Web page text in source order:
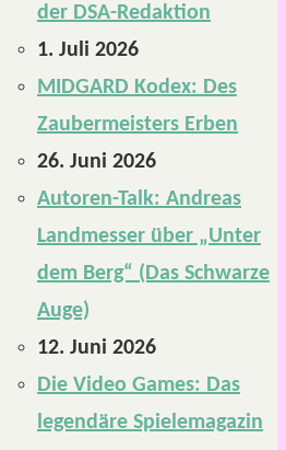
der DSA-Redaktion
1. Juli 2026
MIDGARD Kodex: Des
Zaubermeisters Erben
26. Juni 2026
Autoren-Talk: Andreas
Landmesser über „Unter
dem Berg“ (Das Schwarze
Auge)
12. Juni 2026
Die Video Games: Das
legendäre Spielemagazin